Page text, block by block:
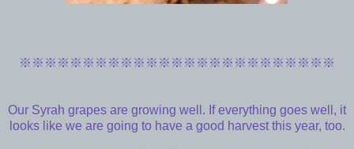
※※※※※※※※※※※※※※※※※※※※※※※※※
Our Syrah grapes are growing well. If everything goes well, it
looks like we are going to have a good harvest this year, too.